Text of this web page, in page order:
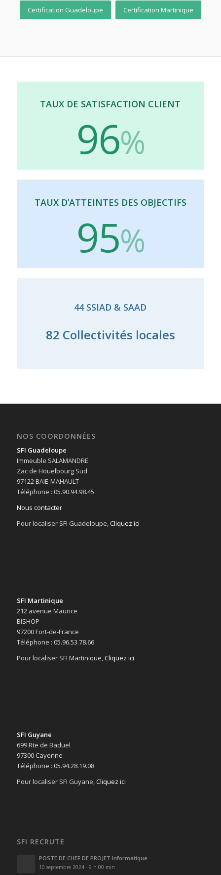
Certification Guadeloupe Certification Martinique
TAUX DE SATISFACTION CLIENT
96%
TAUX D’ATTEINTES DES OBJECTIFS
95%
44 SSIAD & SAAD
82 Collectivités locales
NOS COORDONNÉES
SFI Guadeloupe
Immeuble SALAMANDRE
Zac de Houelbourg Sud
97122 BAIE-MAHAULT
Téléphone : 05.90.94.98.45
Nous contacter
Pour localiser SFI Guadeloupe,Cliquez ici
SFI Martinique
212 avenue Maurice
BISHOP
97200 Fort-de-France
Téléphone : 05.96.53.78.66
Pour localiser SFI Martinique, Cliquez ici
SFI Guyane
699 Rte de Baduel
97300 Cayenne
Téléphone : 05.94.28.19.08
Pour localiser SFI Guyane,Cliquez ici
SFI RECRUTE
POSTE DE CHEF DE PROJET Informatique
10 septembre 2024 - 9 h 00 min